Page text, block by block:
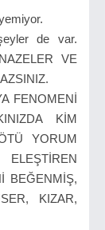
de var.
VE
FENOMENİ
KİM
YORUM
BEĞENMİŞ,
KIZAR,